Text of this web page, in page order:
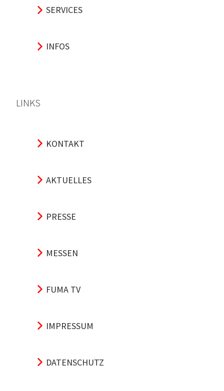
SERVICES
INFOS
LINKS
KONTAKT
AKTUELLES
PRESSE
MESSEN
FUMA TV
IMPRESSUM
DATENSCHUTZ